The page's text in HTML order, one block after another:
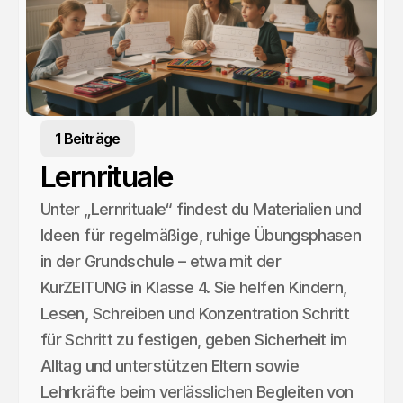
1 Beiträge
Lernrituale
Unter „Lernrituale“ findest du Materialien und
Ideen für regelmäßige, ruhige Übungsphasen
in der Grundschule – etwa mit der
KurZEITUNG in Klasse 4. Sie helfen Kindern,
Lesen, Schreiben und Konzentration Schritt
für Schritt zu festigen, geben Sicherheit im
Alltag und unterstützen Eltern sowie
Lehrkräfte beim verlässlichen Begleiten von